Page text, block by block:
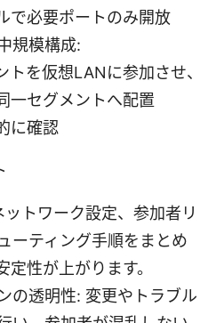
で必要ポートのみ開放
規模構成:
トを仮想LANに参加させ、
一セグメントへ配置
に確認
ットワーク設定、参加者リ
ーティング手順をまとめ
定性が上がります。
の透明性: 変更やトラブル